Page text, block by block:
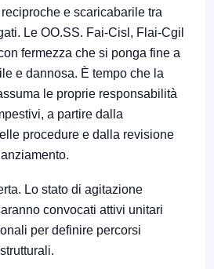
e scaricabarile tra
Le OO.SS. Fai-Cisl, Flai-Cgil
fermezza che si ponga fine a
e dannosa. È tempo che la
le proprie responsabilità
a partire dalla
procedure e dalla revisione
Lo stato di agitazione
convocati attivi unitari
per definire percorsi